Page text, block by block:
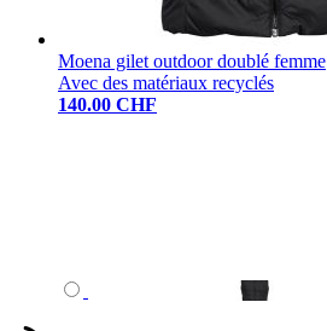
Moena gilet outdoor doublé femme
Avec des matériaux recyclés
140.00 CHF